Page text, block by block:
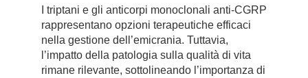
I triptani e gli anticorpi monoclonali anti-CGRP
rappresentano opzioni terapeutiche efficaci
nella gestione dell’emicrania. Tuttavia,
l’impatto della patologia sulla qualità di vita
rimane rilevante, sottolineando l’importanza di